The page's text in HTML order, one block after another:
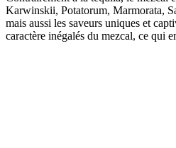
Karwinskii, Potatorum, Marmorata,
mais aussi les saveurs uniques et
caractère inégalés du mezcal, ce qui